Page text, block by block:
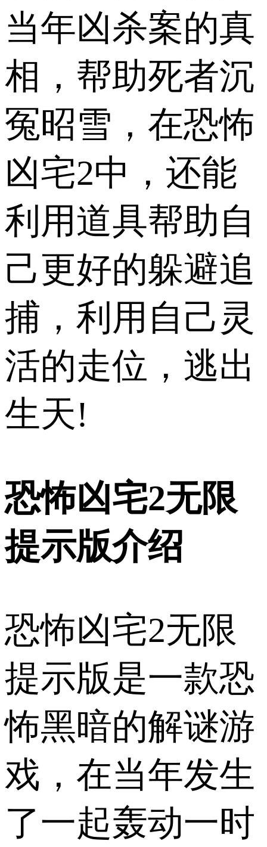
当年凶杀案的真
相，帮助死者沉
冤昭雪，在恐怖
凶宅2中，还能
利用道具帮助自
己更好的躲避追
捕，利用自己灵
活的走位，逃出
生天!
恐怖凶宅2无限
提示版介绍
恐怖凶宅2无限
提示版是一款恐
怖黑暗的解谜游
戏，在当年发生
了一起轰动一时